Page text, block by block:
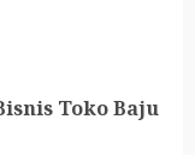
Toko Baju